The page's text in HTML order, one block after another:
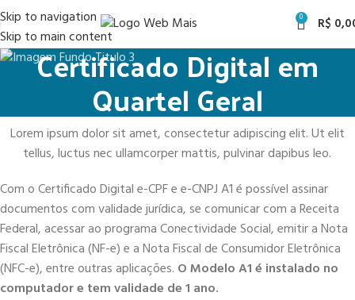
Skip to navigation
Skip to main content
0 R$
Certificado Digital em
Quartel Geral
Lorem ipsum dolor sit amet, consectetur adipiscing elit. Ut elit
tellus, luctus nec ullamcorper mattis, pulvinar dapibus leo.
Com o Certificado Digital e-CPF e e-CNPJ A1 é possível assinar
documentos com validade jurídica, se comunicar com a Receita
Federal, acessar ao programa Conectividade Social, emitir a Nota
Fiscal Eletrônica (NF-e) e a Nota Fiscal de Consumidor Eletrônica
(NFC-e), entre outras aplicações. O Modelo A1 é instalado no
computador e tem validade de 1 ano.